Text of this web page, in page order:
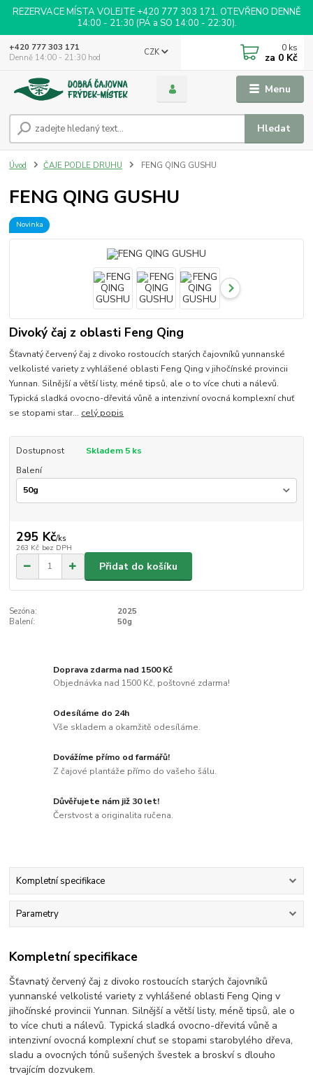
REZERVACE MÍSTA VOLEJTE +420 777 303 171. OTEVŘENO DENNĚ
14:00 - 21:30 (PÁ a SO 14:00 - 22:30).
Menu
CZK
Hledat
+420 777 303 171
Denně 14:00 - 21:30 hod
0 ks
za 0 Kč
Úvod ČAJE PODLE DRUHU FENG QING GUSHU
FENG QING GUSHU
Novinka
Divoký čaj z oblasti Feng Qing
Šťavnatý červený čaj z divoko rostoucích starých čajovníků yunnanské
velkolisté variety z vyhlášené oblasti Feng Qing v jihočínské provincii
Yunnan. Silnější a větší listy, méně tipsů, ale o to více chuti a nálevů.
Typická sladká ovocno-dřevitá vůně a intenzivní ovocná komplexní chuť
se stopami star... celý popis
Dostupnost
Skladem 5 ks
Balení
295 Kč/ks
263 Kč bez DPH
Přidat do košíku
Sezóna:
2025
Balení:
50g
Doprava zdarma nad 1500 Kč
Objednávka nad 1500 Kč, poštovné zdarma!
Odesíláme do 24h
Vše skladem a okamžitě odesíláme.
Dovážíme přímo od farmářů!
Z čajové plantáže přímo do vašeho šálu.
Důvěřujete nám již 30 let!
Čerstvost a originalita ručena.
Kompletní specifikace
Parametry
Kompletní specifikace
Šťavnatý červený čaj z divoko rostoucích starých čajovníků
yunnanské velkolisté variety z vyhlášené oblasti Feng Qing v
jihočínské provincii Yunnan. Silnější a větší listy, méně tipsů, ale o
to více chuti a nálevů. Typická sladká ovocno-dřevitá vůně a
intenzivní ovocná komplexní chuť se stopami starobylého dřeva,
sladu a ovocných tónů sušených švestek a broskví s dlouho
trvajícím dozvukem.